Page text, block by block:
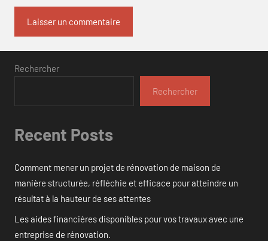
Rechercher
Rechercher
Recent Posts
Comment mener un projet de rénovation de maison de
manière structurée, réfléchie et efficace pour atteindre un
résultat à la hauteur de ses attentes
Les aides financières disponibles pour vos travaux avec une
entreprise de rénovation.